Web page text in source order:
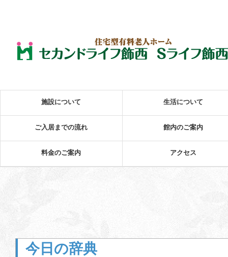
施設について 生活について
ご入居までの流れ 館内のご案内
料金のご案内 アクセス
今日の辞典